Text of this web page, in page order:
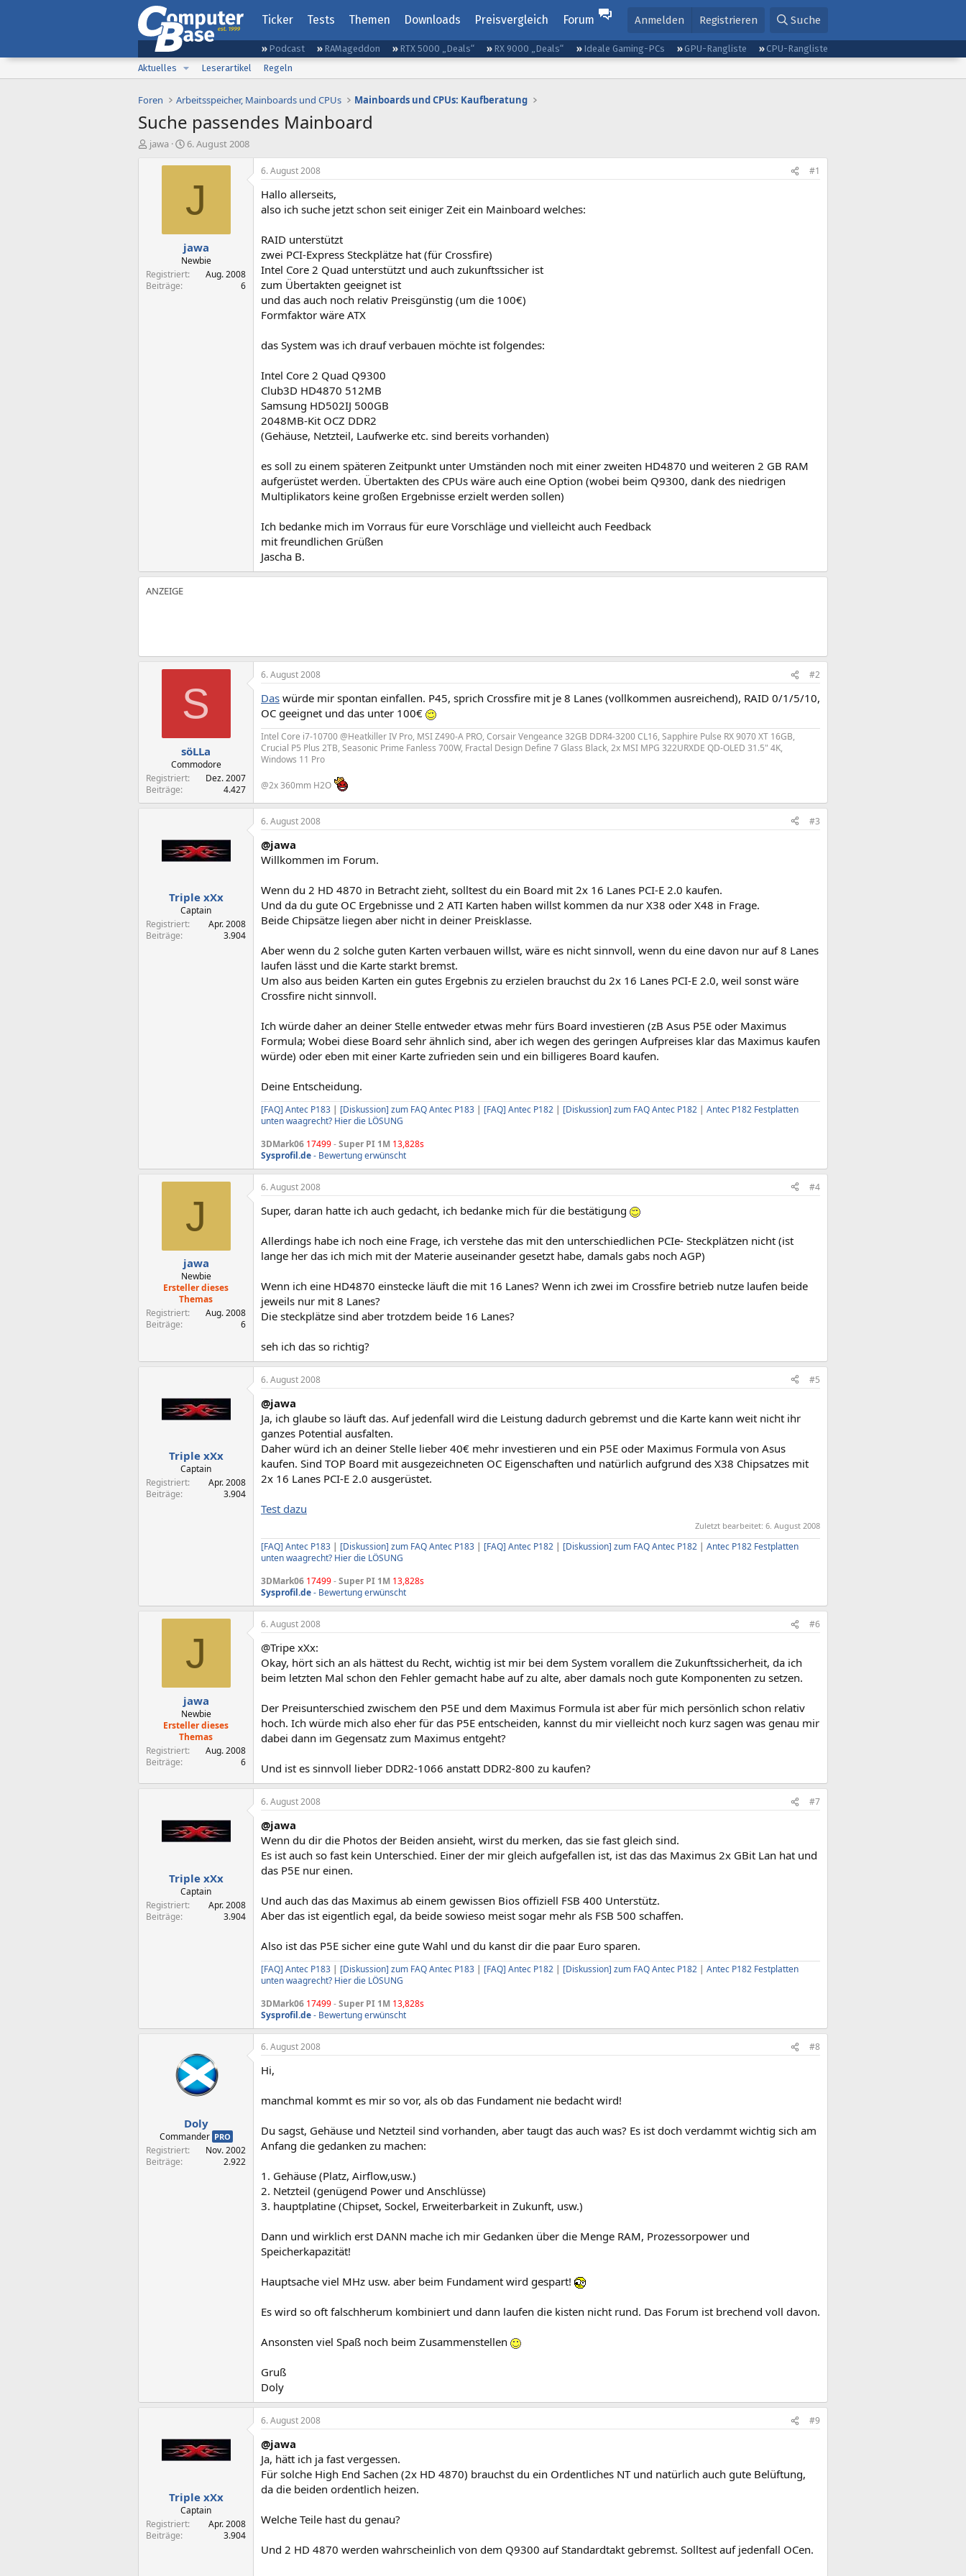
Ticker Tests Themen Downloads Preisvergleich Forum Anmelden Registrieren Suche
Podcast RAMageddon RTX 5000 „Deals“ RX 9000 „Deals“ Ideale Gaming-PCs GPU-Rangliste
CPU-Rangliste
Aktuelles
Leserartikel Regeln
Foren Arbeitsspeicher, Mainboards und CPUs Mainboards und CPUs: Kaufberatung
Suche passendes Mainboard
E
jawa
E
s
l
t
a
m
6. August 2008
J
jawa
Newbie
Registriert
Aug. 2008
Beiträge
6
6. August 2008 #1
Hallo allerseits,
also ich suche jetzt schon seit einiger Zeit ein Mainboard welches:
RAID unterstützt
zwei PCI-Express Steckplätze hat (für Crossfire)
Intel Core 2 Quad unterstützt und auch zukunftssicher ist
zum Übertakten geeignet ist
und das auch noch relativ Preisgünstig (um die 100€)
Formfaktor wäre ATX
das System was ich drauf verbauen möchte ist folgendes:
Intel Core 2 Quad Q9300
Club3D HD4870 512MB
Samsung HD502IJ 500GB
2048MB-Kit OCZ DDR2
(Gehäuse, Netzteil, Laufwerke etc. sind bereits vorhanden)
es soll zu einem späteren Zeitpunkt unter Umständen noch mit einer zweiten HD4870 und weiteren 2 GB RAM
aufgerüstet werden. Übertakten des CPUs wäre auch eine Option (wobei beim Q9300, dank des niedrigen
Multiplikators keine großen Ergebnisse erzielt werden sollen)
Ich bedanke mich im Vorraus für eure Vorschläge und vielleicht auch Feedback
mit freundlichen Grüßen
Jascha B.
S
söLLa
Commodore
Registriert
Dez. 2007
Beiträge
4.427
6. August 2008 #2
Das würde mir spontan einfallen. P45, sprich Crossfire mit je 8 Lanes (vollkommen ausreichend), RAID 0/1/5/10,
OC geeignet und das unter 100€
Intel Core i7-10700 @Heatkiller IV Pro, MSI Z490-A PRO, Corsair Vengeance 32GB DDR4-3200 CL16, Sapphire Pulse RX 9070 XT 16GB,
Crucial P5 Plus 2TB, Seasonic Prime Fanless 700W, Fractal Design Define 7 Glass Black, 2x MSI MPG 322URXDE QD-OLED 31.5" 4K,
Windows 11 Pro
@2x 360mm H2O
Triple xXx
Captain
Registriert
Apr. 2008
Beiträge
3.904
6. August 2008 #3
@jawa
Willkommen im Forum.
Wenn du 2 HD 4870 in Betracht zieht, solltest du ein Board mit 2x 16 Lanes PCI-E 2.0 kaufen.
Und da du gute OC Ergebnisse und 2 ATI Karten haben willst kommen da nur X38 oder X48 in Frage.
Beide Chipsätze liegen aber nicht in deiner Preisklasse.
Aber wenn du 2 solche guten Karten verbauen willst, wäre es nicht sinnvoll, wenn du eine davon nur auf 8 Lanes
laufen lässt und die Karte starkt bremst.
Um also aus beiden Karten ein gutes Ergebnis zu erzielen brauchst du 2x 16 Lanes PCI-E 2.0, weil sonst wäre
Crossfire nicht sinnvoll.
Ich würde daher an deiner Stelle entweder etwas mehr fürs Board investieren (zB Asus P5E oder Maximus
Formula; Wobei diese Board sehr ähnlich sind, aber ich wegen des geringen Aufpreises klar das Maximus kaufen
würde) oder eben mit einer Karte zufrieden sein und ein billigeres Board kaufen.
Deine Entscheidung.
[FAQ] Antec P183 | [Diskussion] zum FAQ Antec P183 | [FAQ] Antec P182 | [Diskussion] zum FAQ Antec P182 | Antec P182 Festplatten
unten waagrecht? Hier die LÖSUNG
3DMark06 17499-Super PI 1M 13,828s
Sysprofil.de- Bewertung erwünscht
J
jawa
Newbie
Ersteller dieses
Themas
Registriert
Aug. 2008
Beiträge
6
6. August 2008 #4
Super, daran hatte ich auch gedacht, ich bedanke mich für die bestätigung
Allerdings habe ich noch eine Frage, ich verstehe das mit den unterschiedlichen PCIe- Steckplätzen nicht (ist
lange her das ich mich mit der Materie auseinander gesetzt habe, damals gabs noch AGP)
Wenn ich eine HD4870 einstecke läuft die mit 16 Lanes? Wenn ich zwei im Crossfire betrieb nutze laufen beide
jeweils nur mit 8 Lanes?
Die steckplätze sind aber trotzdem beide 16 Lanes?
seh ich das so richtig?
Triple xXx
Captain
Registriert
Apr. 2008
Beiträge
3.904
6. August 2008 #5
@jawa
Ja, ich glaube so läuft das. Auf jedenfall wird die Leistung dadurch gebremst und die Karte kann weit nicht ihr
ganzes Potential ausfalten.
Daher würd ich an deiner Stelle lieber 40€ mehr investieren und ein P5E oder Maximus Formula von Asus
kaufen. Sind TOP Board mit ausgezeichneten OC Eigenschaften und natürlich aufgrund des X38 Chipsatzes mit
2x 16 Lanes PCI-E 2.0 ausgerüstet.
Test dazu
Zuletzt bearbeitet: 6. August 2008
[FAQ] Antec P183 | [Diskussion] zum FAQ Antec P183 | [FAQ] Antec P182 | [Diskussion] zum FAQ Antec P182 | Antec P182 Festplatten
unten waagrecht? Hier die LÖSUNG
3DMark06 17499-Super PI 1M 13,828s
Sysprofil.de- Bewertung erwünscht
J
jawa
Newbie
Ersteller dieses
Themas
Registriert
Aug. 2008
Beiträge
6
6. August 2008 #6
@Tripe xXx:
Okay, hört sich an als hättest du Recht, wichtig ist mir bei dem System vorallem die Zukunftssicherheit, da ich
beim letzten Mal schon den Fehler gemacht habe auf zu alte, aber damals noch gute Komponenten zu setzen.
Der Preisunterschied zwischem den P5E und dem Maximus Formula ist aber für mich persönlich schon relativ
hoch. Ich würde mich also eher für das P5E entscheiden, kannst du mir vielleicht noch kurz sagen was genau mir
dabei dann im Gegensatz zum Maximus entgeht?
Und ist es sinnvoll lieber DDR2-1066 anstatt DDR2-800 zu kaufen?
Triple xXx
Captain
Registriert
Apr. 2008
Beiträge
3.904
6. August 2008 #7
@jawa
Wenn du dir die Photos der Beiden ansieht, wirst du merken, das sie fast gleich sind.
Es ist auch so fast kein Unterschied. Einer der mir gleich aufgefallen ist, ist das das Maximus 2x GBit Lan hat und
das P5E nur einen.
Und auch das das Maximus ab einem gewissen Bios offiziell FSB 400 Unterstütz.
Aber das ist eigentlich egal, da beide sowieso meist sogar mehr als FSB 500 schaffen.
Also ist das P5E sicher eine gute Wahl und du kanst dir die paar Euro sparen.
[FAQ] Antec P183 | [Diskussion] zum FAQ Antec P183 | [FAQ] Antec P182 | [Diskussion] zum FAQ Antec P182 | Antec P182 Festplatten
unten waagrecht? Hier die LÖSUNG
3DMark06 17499-Super PI 1M 13,828s
Sysprofil.de- Bewertung erwünscht
Doly
Commander PRO
Registriert
Nov. 2002
Beiträge
2.922
6. August 2008 #8
Hi,
manchmal kommt es mir so vor, als ob das Fundament nie bedacht wird!
Du sagst, Gehäuse und Netzteil sind vorhanden, aber taugt das auch was? Es ist doch verdammt wichtig sich am
Anfang die gedanken zu machen:
1. Gehäuse (Platz, Airflow,usw.)
2. Netzteil (genügend Power und Anschlüsse)
3. hauptplatine (Chipset, Sockel, Erweiterbarkeit in Zukunft, usw.)
Dann und wirklich erst DANN mache ich mir Gedanken über die Menge RAM, Prozessorpower und
Speicherkapazität!
Hauptsache viel MHz usw. aber beim Fundament wird gespart!
Es wird so oft falschherum kombiniert und dann laufen die kisten nicht rund. Das Forum ist brechend voll davon.
Ansonsten viel Spaß noch beim Zusammenstellen
Gruß
Doly
Triple xXx
Captain
Registriert
Apr. 2008
Beiträge
3.904
6. August 2008 #9
@jawa
Ja, hätt ich ja fast vergessen.
Für solche High End Sachen (2x HD 4870) brauchst du ein Ordentliches NT und natürlich auch gute Belüftung,
da die beiden ordentlich heizen.
Welche Teile hast du genau?
Und 2 HD 4870 werden wahrscheinlich von dem Q9300 auf Standardtakt gebremst. Solltest auf jedenfall OCen.